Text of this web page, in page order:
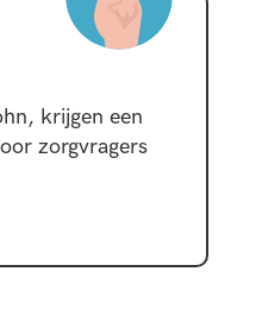
krijgen een
zorgvragers